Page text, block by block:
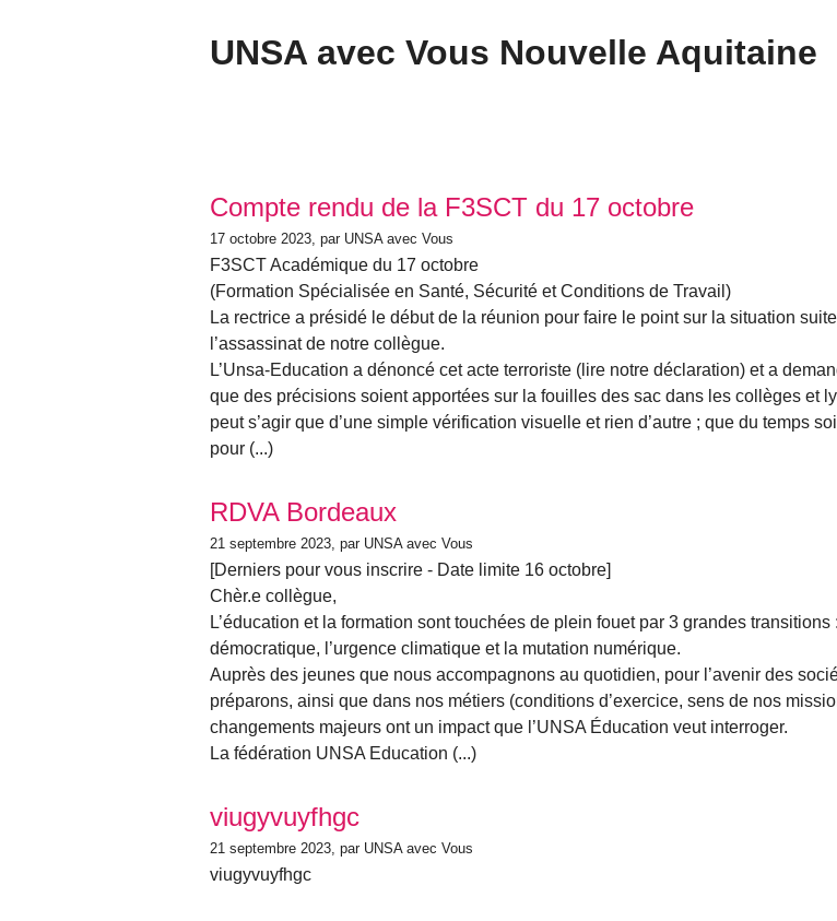
UNSA avec Vous Nouvelle Aquitaine
Compte rendu de la F3SCT du 17 octobre
17 octobre 2023 , par UNSA avec Vous
F3SCT Académique du 17 octobre
(Formation Spécialisée en Santé, Sécurité et Conditions de Travail)
La rectrice a présidé le début de la réunion pour faire le point sur la situation
l’assassinat de notre collègue.
L’Unsa-Education a dénoncé cet acte terroriste (lire notre déclaration) et a
que des précisions soient apportées sur la fouilles des sac dans les collèges et
peut s’agir que d’une simple vérification visuelle et rien d’autre ; que du temps
pour (...)
RDVA Bordeaux
21 septembre 2023 , par UNSA avec Vous
[Derniers pour vous inscrire - Date limite 16 octobre]
Chèr.e collègue,
L’éducation et la formation sont touchées de plein fouet par 3 grandes transitions
démocratique, l’urgence climatique et la mutation numérique.
Auprès des jeunes que nous accompagnons au quotidien, pour l’avenir des
préparons, ainsi que dans nos métiers (conditions d’exercice, sens de nos
changements majeurs ont un impact que l’UNSA Éducation veut interroger.
La fédération UNSA Education (...)
viugyvuyfhgc
21 septembre 2023 , par UNSA avec Vous
viugyvuyfhgc